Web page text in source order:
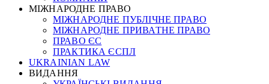
МІЖНАРОДНЕ ПРАВО
МІЖНАРОДНЕ ПУБЛІЧНЕ ПРАВО
МІЖНАРОДНЕ ПРИВАТНЕ ПРАВО
ПРАВО ЄС
ПРАКТИКА ЄСПЛ
UKRAINIAN LAW
ВИДАННЯ